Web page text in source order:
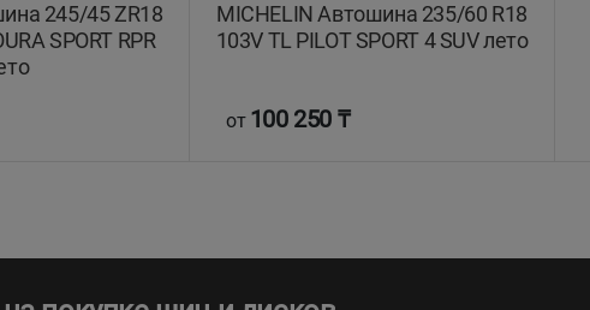
245/45 ZR18
SPORT RPR
MICHELIN Автошина 235/60 R18
103V TL PILOT SPORT 4 SUV лето
от 100 250 ₸